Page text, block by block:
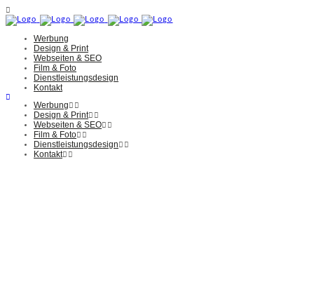
Werbung
Design & Print
Webseiten & SEO
Film & Foto
Dienstleistungsdesign
Kontakt
Werbung
Design & Print
Webseiten & SEO
Film & Foto
Dienstleistungsdesign
Kontakt